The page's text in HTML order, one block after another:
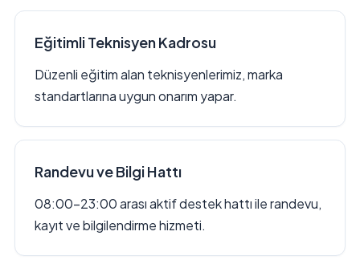
Eğitimli Teknisyen Kadrosu
Düzenli eğitim alan teknisyenlerimiz, marka
standartlarına uygun onarım yapar.
Randevu ve Bilgi Hattı
08:00–23:00 arası aktif destek hattı ile randevu,
kayıt ve bilgilendirme hizmeti.